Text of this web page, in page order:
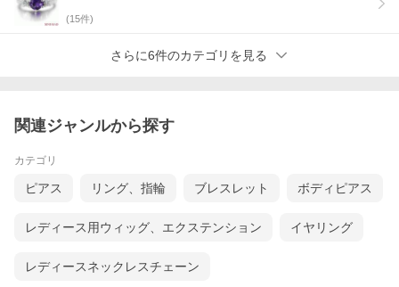
(15件)
さらに6件のカテゴリを見る
関連ジャンルから探す
カテゴリ
ピアス リング、指輪 ブレスレット ボディピアス
レディース用ウィッグ、エクステンション イヤリング
レディースネックレスチェーン